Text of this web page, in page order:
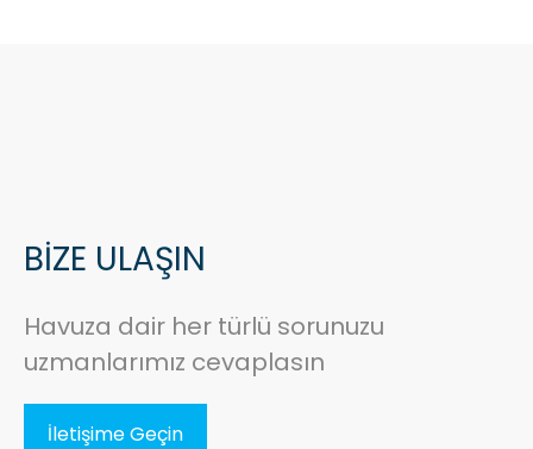
BİZE ULAŞIN
Havuza dair her türlü sorunuzu
uzmanlarımız cevaplasın
İletişime Geçin